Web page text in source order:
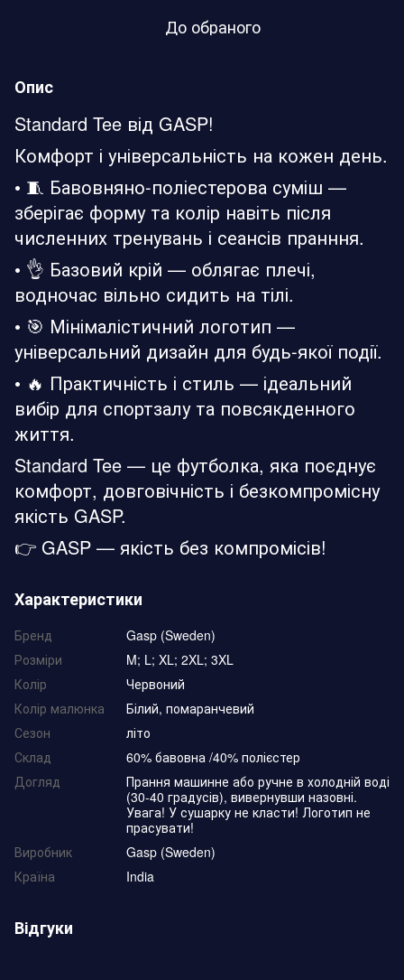
До обраного
Опис
Standard Tee від GASP!
Комфорт і універсальність на кожен день.
• 🧵 Бавовняно-поліестерова суміш —
зберігає форму та колір навіть після
численних тренувань і сеансів пранння.
• 👌 Базовий крій — облягає плечі,
водночас вільно сидить на тілі.
• 🎯 Мінімалістичний логотип —
універсальний дизайн для будь-якої події.
• 🔥 Практичність і стиль — ідеальний
вибір для спортзалу та повсякденного
життя.
Standard Tee — це футболка, яка поєднує
комфорт, довговічність і безкомпромісну
якість GASP.
👉 GASP — якість без компромісів!
Характеристики
Бренд
Gasp (Sweden)
Розміри
M; L; XL; 2XL; 3XL
Колір
Червоний
Колір малюнка
Білий, помаранчевий
Сезон
літо
Склад
60% бавовна /40% полієстер
Догляд
Прання машинне або ручне в холодній воді
(30-40 градусів), вивернувши назовні.
Увага! У сушарку не класти! Логотип не
прасувати!
Виробник
Gasp (Sweden)
Країна
India
Відгуки